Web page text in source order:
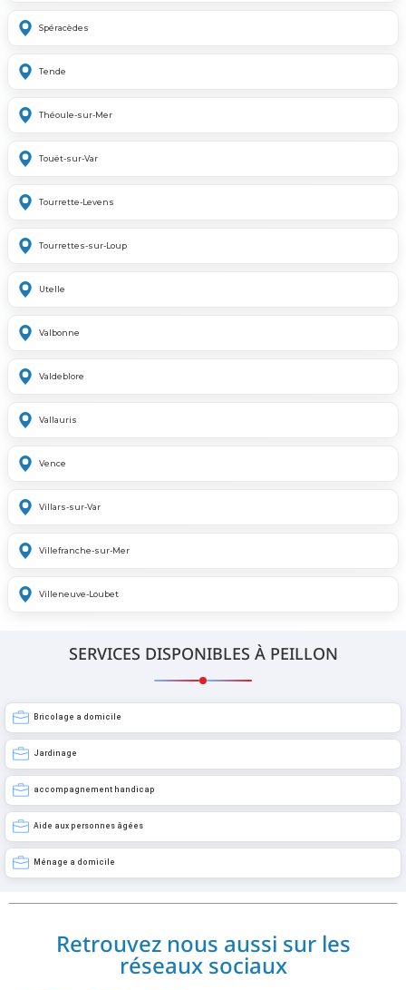
Spéracèdes
Tende
Théoule-sur-Mer
Touët-sur-Var
Tourrette-Levens
Tourrettes-sur-Loup
Utelle
Valbonne
Valdeblore
Vallauris
Vence
Villars-sur-Var
Villefranche-sur-Mer
Villeneuve-Loubet
SERVICES DISPONIBLES À PEILLON
Bricolage a domicile
Jardinage
accompagnement handicap
Aide aux personnes âgées
Ménage a domicile
Retrouvez nous aussi sur les
réseaux sociaux